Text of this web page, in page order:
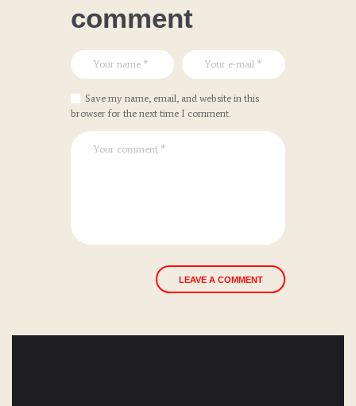
comment
Save my name, email, and website in this
browser for the next time I comment.